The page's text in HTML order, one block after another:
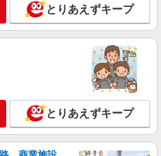
イでの生活補助☆新たなスキル
く働く♪
〜2150円 ＜日払い有/週払い有/交
｜九条駅すぐ
詳細を見る
とりあえずキープ
とりあえずキープ